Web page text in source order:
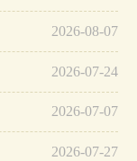
2026-08-07
2026-07-24
2026-07-07
2026-07-27